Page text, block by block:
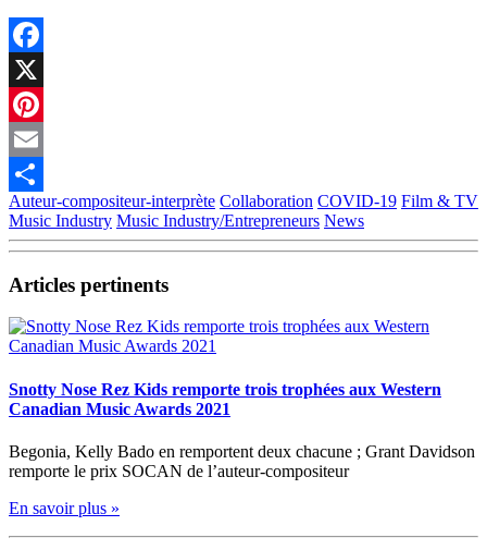
Facebook
X
Pinterest
Email
Partager
Auteur-compositeur-interprète Collaboration COVID-19 Film & TV
Music Industry Music Industry/Entrepreneurs News
Articles pertinents
Snotty Nose Rez Kids remporte trois trophées aux Western
Canadian Music Awards 2021
Begonia, Kelly Bado en remportent deux chacune ; Grant Davidson
remporte le prix SOCAN de l’auteur-compositeur
En savoir plus »